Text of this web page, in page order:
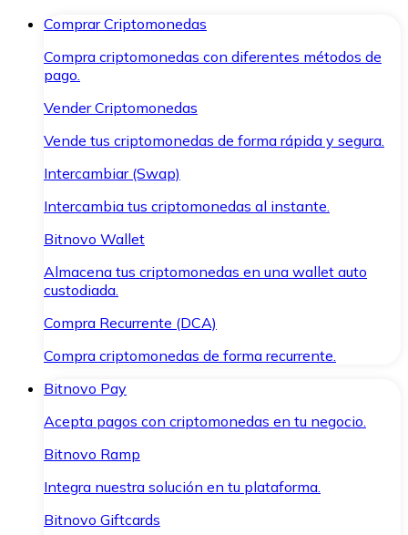
Comprar Criptomonedas
Compra criptomonedas con diferentes métodos de
pago.
Vender Criptomonedas
Vende tus criptomonedas de forma rápida y segura.
Intercambiar (Swap)
Intercambia tus criptomonedas al instante.
Bitnovo Wallet
Almacena tus criptomonedas en una wallet auto
custodiada.
Compra Recurrente (DCA)
Compra criptomonedas de forma recurrente.
Bitnovo Pay
Acepta pagos con criptomonedas en tu negocio.
Bitnovo Ramp
Integra nuestra solución en tu plataforma.
Bitnovo Giftcards